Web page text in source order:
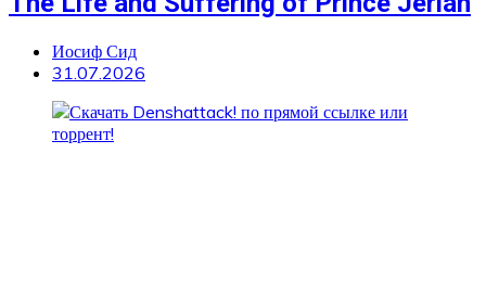
Иосиф Сид
31.07.2026